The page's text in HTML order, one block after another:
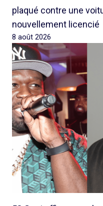
plaqué contre une
nouvellement licencié
8 août 2026